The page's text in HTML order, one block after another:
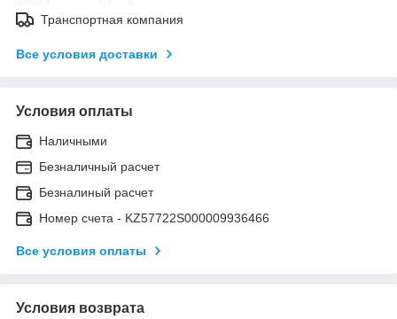
Транспортная компания
Все условия доставки
Условия оплаты
Наличными
Безналичный расчет
Безналиный расчет
Номер счета - KZ57722S000009936466
Все условия оплаты
Условия возврата